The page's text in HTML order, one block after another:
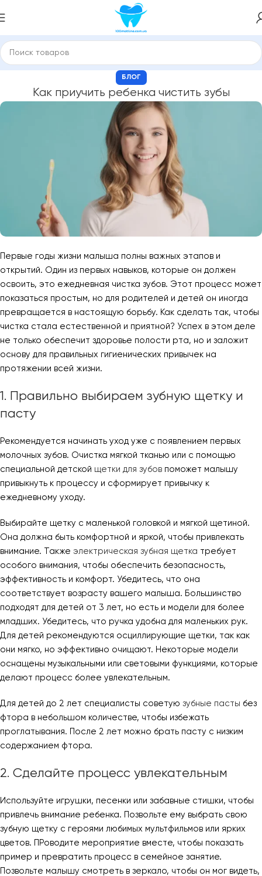
БЛОГ
Как приучить ребенка чистить зубы
Первые годы жизни малыша полны важных этапов и
открытий. Один из первых навыков, которые он должен
освоить, это ежедневная чистка зубов. Этот процесс может
показаться простым, но для родителей и детей он иногда
превращается в настоящую борьбу. Как сделать так, чтобы
чистка стала естественной и приятной? Успех в этом деле
не только обеспечит здоровье полости рта, но и заложит
основу для правильных гигиенических привычек на
протяжении всей жизни.
1. Правильно выбираем зубную щетку и
пасту
Рекомендуется начинать уход уже с появлением первых
молочных зубов. Очистка мягкой тканью или с помощью
специальной детской щетки для зубов поможет малышу
привыкнуть к процессу и сформирует привычку к
ежедневному уходу.
Выбирайте щетку с маленькой головкой и мягкой щетиной.
Она должна быть комфортной и яркой, чтобы привлекать
внимание. Также электрическая зубная щетка требует
особого внимания, чтобы обеспечить безопасность,
эффективность и комфорт. Убедитесь, что она
соответствует возрасту вашего малыша. Большинство
подходят для детей от 3 лет, но есть и модели для более
младших. Убедитесь, что ручка удобна для маленьких рук.
Для детей рекомендуются осциллирующие щетки, так как
они мягко, но эффективно очищают. Некоторые модели
оснащены музыкальными или световыми функциями, которые
делают процесс более увлекательным.
Для детей до 2 лет специалисты советую зубные пасты без
фтора в небольшом количестве, чтобы избежать
проглатывания. После 2 лет можно брать пасту с низким
содержанием фтора.
2. Сделайте процесс увлекательным
Используйте игрушки, песенки или забавные стишки, чтобы
привлечь внимание ребенка. Позвольте ему выбрать свою
зубную щетку с героями любимых мультфильмов или ярких
цветов. ПРоводите мероприятие вместе, чтобы показать
пример и превратить процесс в семейное занятие.
Позвольте малышу смотреть в зеркало, чтобы он мог видеть,